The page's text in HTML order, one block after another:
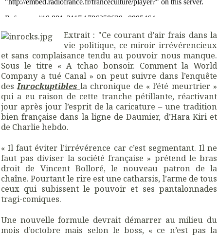
Extrait : "Ce courant d’air frais dans la
vie politique, ce miroir irrévérencieux
et sans complaisance tendu au pouvoir nous manque.
Sous le titre « A tchao bonsoir. Comment la World
Company a tué Canal » on peut suivre dans l’enquête
desInrockuptibles la chronique de « l’été meurtrier »
qui a eu raison de cette tranche pétillante, réactivant
jour après jour l’esprit de la caricature – une tradition
bien française dans la ligne de Daumier, d’Hara Kiri et
de Charlie hebdo.
« Il faut éviter l’irrévérence car c’est segmentant. Il ne
faut pas diviser la société française » prétend le bras
droit de Vincent Bolloré, le nouveau patron de la
chaîne. Pourtant le rire est une catharsis, l’arme de tous
ceux qui subissent le pouvoir et ses pantalonnades
tragi-comiques.
Une nouvelle formule devrait démarrer au milieu du
mois d’octobre mais selon le boss, « ce n’est pas la